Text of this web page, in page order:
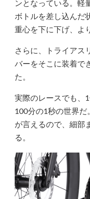
ンとなっている。軽
ボトルを差し込んだ
重心を下に下げ、よ
さらに、トライアス
バーをそこに装着で
た。
実際のレースでも、
100分の1秒の世界だ
が言えるので、細部
る。